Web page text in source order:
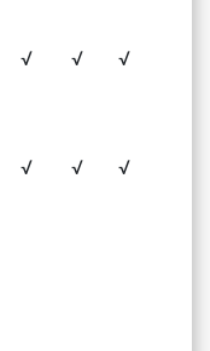
√ √ √
√ √ √